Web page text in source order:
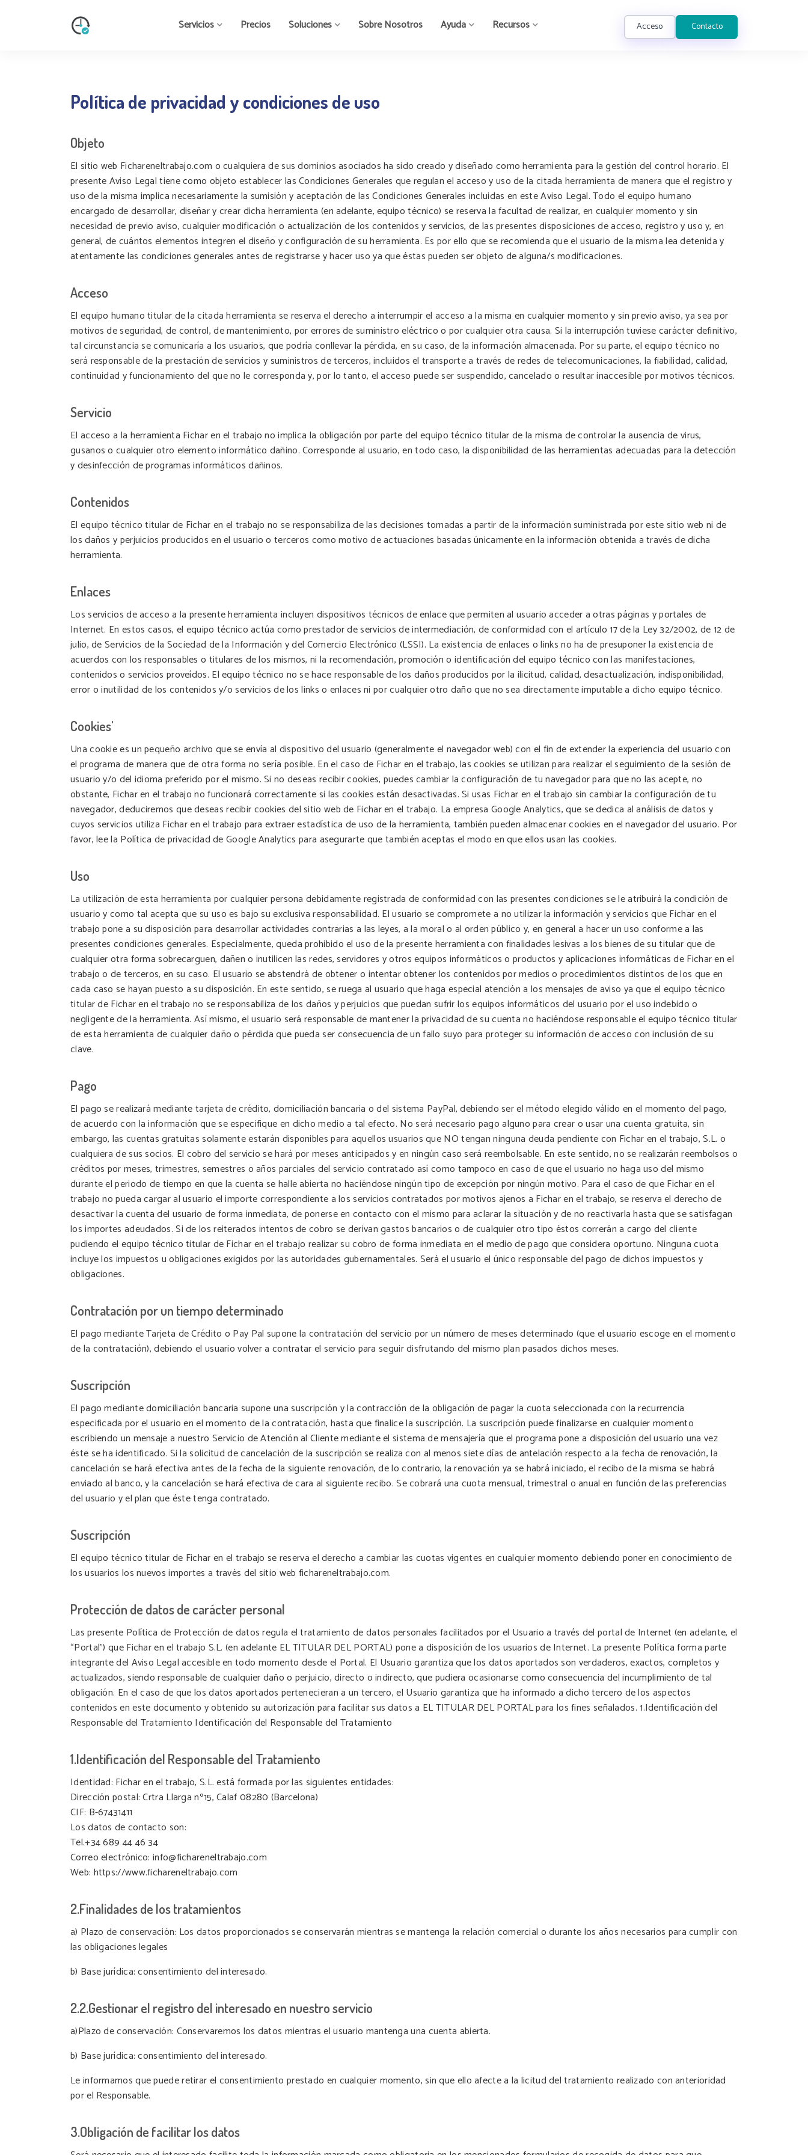
Servicios Precios Soluciones Sobre Nosotros Ayuda Recursos Acceso Contacto
Política de privacidad y condiciones de uso
Objeto
El sitio web Fichareneltrabajo.com o cualquiera de sus dominios asociados ha sido creado y diseñado como herramienta para la gestión del control horario. El
presente Aviso Legal tiene como objeto establecer las Condiciones Generales que regulan el acceso y uso de la citada herramienta de manera que el registro y
uso de la misma implica necesariamente la sumisión y aceptación de las Condiciones Generales incluidas en este Aviso Legal. Todo el equipo humano
encargado de desarrollar, diseñar y crear dicha herramienta (en adelante, equipo técnico) se reserva la facultad de realizar, en cualquier momento y sin
necesidad de previo aviso, cualquier modificación o actualización de los contenidos y servicios, de las presentes disposiciones de acceso, registro y uso y, en
general, de cuántos elementos integren el diseño y configuración de su herramienta. Es por ello que se recomienda que el usuario de la misma lea detenida y
atentamente las condiciones generales antes de registrarse y hacer uso ya que éstas pueden ser objeto de alguna/s modificaciones.
Acceso
El equipo humano titular de la citada herramienta se reserva el derecho a interrumpir el acceso a la misma en cualquier momento y sin previo aviso, ya sea por
motivos de seguridad, de control, de mantenimiento, por errores de suministro eléctrico o por cualquier otra causa. Si la interrupción tuviese carácter definitivo,
tal circunstancia se comunicaría a los usuarios, que podría conllevar la pérdida, en su caso, de la información almacenada. Por su parte, el equipo técnico no
será responsable de la prestación de servicios y suministros de terceros, incluidos el transporte a través de redes de telecomunicaciones, la fiabilidad, calidad,
continuidad y funcionamiento del que no le corresponda y, por lo tanto, el acceso puede ser suspendido, cancelado o resultar inaccesible por motivos técnicos.
Servicio
El acceso a la herramienta Fichar en el trabajo no implica la obligación por parte del equipo técnico titular de la misma de controlar la ausencia de virus,
gusanos o cualquier otro elemento informático dañino. Corresponde al usuario, en todo caso, la disponibilidad de las herramientas adecuadas para la detección
y desinfección de programas informáticos dañinos.
Contenidos
El equipo técnico titular de Fichar en el trabajo no se responsabiliza de las decisiones tomadas a partir de la información suministrada por este sitio web ni de
los daños y perjuicios producidos en el usuario o terceros como motivo de actuaciones basadas únicamente en la información obtenida a través de dicha
herramienta.
Enlaces
Los servicios de acceso a la presente herramienta incluyen dispositivos técnicos de enlace que permiten al usuario acceder a otras páginas y portales de
Internet. En estos casos, el equipo técnico actúa como prestador de servicios de intermediación, de conformidad con el artículo 17 de la Ley 32/2002, de 12 de
julio, de Servicios de la Sociedad de la Información y del Comercio Electrónico (LSSI). La existencia de enlaces o links no ha de presuponer la existencia de
acuerdos con los responsables o titulares de los mismos, ni la recomendación, promoción o identificación del equipo técnico con las manifestaciones,
contenidos o servicios proveídos. El equipo técnico no se hace responsable de los daños producidos por la ilicitud, calidad, desactualización, indisponibilidad,
error o inutilidad de los contenidos y/o servicios de los links o enlaces ni por cualquier otro daño que no sea directamente imputable a dicho equipo técnico.
Cookies'
Una cookie es un pequeño archivo que se envía al dispositivo del usuario (generalmente el navegador web) con el fin de extender la experiencia del usuario con
el programa de manera que de otra forma no sería posible. En el caso de Fichar en el trabajo, las cookies se utilizan para realizar el seguimiento de la sesión de
usuario y/o del idioma preferido por el mismo. Si no deseas recibir cookies, puedes cambiar la configuración de tu navegador para que no las acepte, no
obstante, Fichar en el trabajo no funcionará correctamente si las cookies están desactivadas. Si usas Fichar en el trabajo sin cambiar la configuración de tu
navegador, deduciremos que deseas recibir cookies del sitio web de Fichar en el trabajo. La empresa Google Analytics, que se dedica al análisis de datos y
cuyos servicios utiliza Fichar en el trabajo para extraer estadística de uso de la herramienta, también pueden almacenar cookies en el navegador del usuario. Por
favor, lee la Política de privacidad de Google Analytics para asegurarte que también aceptas el modo en que ellos usan las cookies.
Uso
La utilización de esta herramienta por cualquier persona debidamente registrada de conformidad con las presentes condiciones se le atribuirá la condición de
usuario y como tal acepta que su uso es bajo su exclusiva responsabilidad. El usuario se compromete a no utilizar la información y servicios que Fichar en el
trabajo pone a su disposición para desarrollar actividades contrarias a las leyes, a la moral o al orden público y, en general a hacer un uso conforme a las
presentes condiciones generales. Especialmente, queda prohibido el uso de la presente herramienta con finalidades lesivas a los bienes de su titular que de
cualquier otra forma sobrecarguen, dañen o inutilicen las redes, servidores y otros equipos informáticos o productos y aplicaciones informáticas de Fichar en el
trabajo o de terceros, en su caso. El usuario se abstendrá de obtener o intentar obtener los contenidos por medios o procedimientos distintos de los que en
cada caso se hayan puesto a su disposición. En este sentido, se ruega al usuario que haga especial atención a los mensajes de aviso ya que el equipo técnico
titular de Fichar en el trabajo no se responsabiliza de los daños y perjuicios que puedan sufrir los equipos informáticos del usuario por el uso indebido o
negligente de la herramienta. Así mismo, el usuario será responsable de mantener la privacidad de su cuenta no haciéndose responsable el equipo técnico titular
de esta herramienta de cualquier daño o pérdida que pueda ser consecuencia de un fallo suyo para proteger su información de acceso con inclusión de su
clave.
Pago
El pago se realizará mediante tarjeta de crédito, domiciliación bancaria o del sistema PayPal, debiendo ser el método elegido válido en el momento del pago,
de acuerdo con la información que se especifique en dicho medio a tal efecto. No será necesario pago alguno para crear o usar una cuenta gratuita, sin
embargo, las cuentas gratuitas solamente estarán disponibles para aquellos usuarios que NO tengan ninguna deuda pendiente con Fichar en el trabajo, S.L. o
cualquiera de sus socios. El cobro del servicio se hará por meses anticipados y en ningún caso será reembolsable. En este sentido, no se realizarán reembolsos o
créditos por meses, trimestres, semestres o años parciales del servicio contratado así como tampoco en caso de que el usuario no haga uso del mismo
durante el periodo de tiempo en que la cuenta se halle abierta no haciéndose ningún tipo de excepción por ningún motivo. Para el caso de que Fichar en el
trabajo no pueda cargar al usuario el importe correspondiente a los servicios contratados por motivos ajenos a Fichar en el trabajo, se reserva el derecho de
desactivar la cuenta del usuario de forma inmediata, de ponerse en contacto con el mismo para aclarar la situación y de no reactivarla hasta que se satisfagan
los importes adeudados. Si de los reiterados intentos de cobro se derivan gastos bancarios o de cualquier otro tipo éstos correrán a cargo del cliente
pudiendo el equipo técnico titular de Fichar en el trabajo realizar su cobro de forma inmediata en el medio de pago que considera oportuno. Ninguna cuota
incluye los impuestos u obligaciones exigidos por las autoridades gubernamentales. Será el usuario el único responsable del pago de dichos impuestos y
obligaciones.
Contratación por un tiempo determinado
El pago mediante Tarjeta de Crédito o Pay Pal supone la contratación del servicio por un número de meses determinado (que el usuario escoge en el momento
de la contratación), debiendo el usuario volver a contratar el servicio para seguir disfrutando del mismo plan pasados dichos meses.
Suscripción
El pago mediante domiciliación bancaria supone una suscripción y la contracción de la obligación de pagar la cuota seleccionada con la recurrencia
especificada por el usuario en el momento de la contratación, hasta que finalice la suscripción. La suscripción puede finalizarse en cualquier momento
escribiendo un mensaje a nuestro Servicio de Atención al Cliente mediante el sistema de mensajería que el programa pone a disposición del usuario una vez
éste se ha identificado. Si la solicitud de cancelación de la suscripción se realiza con al menos siete días de antelación respecto a la fecha de renovación, la
cancelación se hará efectiva antes de la fecha de la siguiente renovación, de lo contrario, la renovación ya se habrá iniciado, el recibo de la misma se habrá
enviado al banco, y la cancelación se hará efectiva de cara al siguiente recibo. Se cobrará una cuota mensual, trimestral o anual en función de las preferencias
del usuario y el plan que éste tenga contratado.
Suscripción
El equipo técnico titular de Fichar en el trabajo se reserva el derecho a cambiar las cuotas vigentes en cualquier momento debiendo poner en conocimiento de
los usuarios los nuevos importes a través del sitio web fichareneltrabajo.com.
Protección de datos de carácter personal
Las presente Política de Protección de datos regula el tratamiento de datos personales facilitados por el Usuario a través del portal de Internet (en adelante, el
“Portal”) que Fichar en el trabajo S.L. (en adelante EL TITULAR DEL PORTAL) pone a disposición de los usuarios de Internet. La presente Política forma parte
integrante del Aviso Legal accesible en todo momento desde el Portal. El Usuario garantiza que los datos aportados son verdaderos, exactos, completos y
actualizados, siendo responsable de cualquier daño o perjuicio, directo o indirecto, que pudiera ocasionarse como consecuencia del incumplimiento de tal
obligación. En el caso de que los datos aportados pertenecieran a un tercero, el Usuario garantiza que ha informado a dicho tercero de los aspectos
contenidos en este documento y obtenido su autorización para facilitar sus datos a EL TITULAR DEL PORTAL para los fines señalados. 1.Identificación del
Responsable del Tratamiento Identificación del Responsable del Tratamiento
1.Identificación del Responsable del Tratamiento
Identidad: Fichar en el trabajo, S.L. está formada por las siguientes entidades:
Dirección postal: Crtra Llarga nº15, Calaf 08280 (Barcelona)
CIF: B-67431411
Los datos de contacto son:
Tel.+34 689 44 46 34
Correo electrónico: info@fichareneltrabajo.com
Web: https://www.fichareneltrabajo.com
2.Finalidades de los tratamientos
a) Plazo de conservación: Los datos proporcionados se conservarán mientras se mantenga la relación comercial o durante los años necesarios para cumplir con
las obligaciones legales
b) Base jurídica: consentimiento del interesado.
2.2.Gestionar el registro del interesado en nuestro servicio
a)Plazo de conservación: Conservaremos los datos mientras el usuario mantenga una cuenta abierta.
b) Base jurídica: consentimiento del interesado.
Le informamos que puede retirar el consentimiento prestado en cualquier momento, sin que ello afecte a la licitud del tratamiento realizado con anterioridad
por el Responsable.
3.Obligación de facilitar los datos